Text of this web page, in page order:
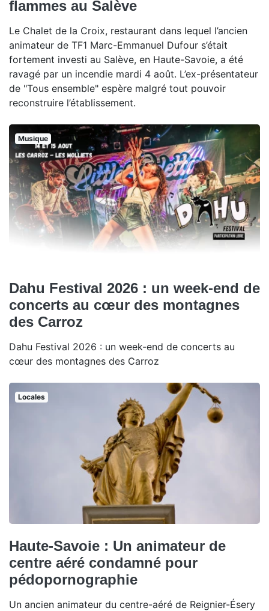
flammes au Salève
Le Chalet de la Croix, restaurant dans lequel l’ancien
animateur de TF1 Marc-Emmanuel Dufour s’était
fortement investi au Salève, en Haute-Savoie, a été
ravagé par un incendie mardi 4 août. L’ex-présentateur
de "Tous ensemble" espère malgré tout pouvoir
reconstruire l’établissement.
Musique
Dahu Festival 2026 : un week-end de
concerts au cœur des montagnes
des Carroz
Dahu Festival 2026 : un week-end de concerts au
cœur des montagnes des Carroz
Locales
Haute-Savoie : Un animateur de
centre aéré condamné pour
pédopornographie
Un ancien animateur du centre-aéré de Reignier-Ésery